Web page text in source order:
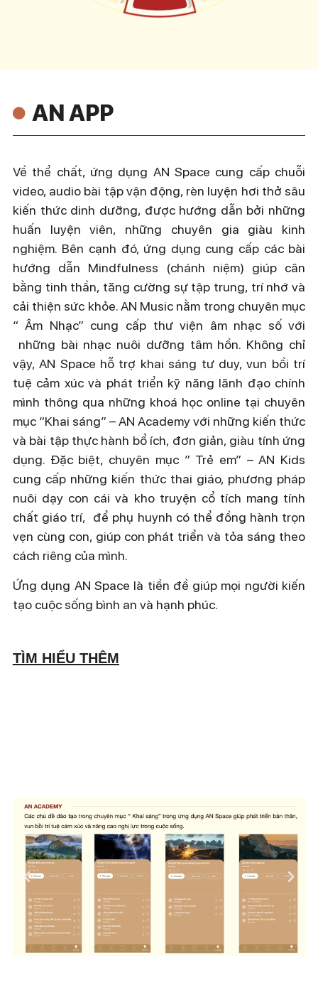
AN APP
Về thể chất, ứng dụng AN Space cung cấp chuỗi
video, audio bài tập vận động, rèn luyện hơi thở sâu
kiến thức dinh dưỡng, được hướng dẫn bởi những
huấn luyện viên, những chuyên gia giàu kinh
nghiệm. Bên cạnh đó, ứng dụng cung cấpcác bài
hướng dẫn Mindfulness (chánh niệm) giúp cân
bằng tinh thần, tăng cường sự tập trung, trí nhớ và
cải thiện sức khỏe. AN Music nằm trong chuyên mục
“ Âm Nhạc” cung cấp thư viện âm nhạc số với
những bài nhạc nuôi dưỡng tâm hồn. Không chỉ
vậy, AN Space hỗ trợ khai sáng tư duy, vun bồi trí
tuệ cảm xúc và phát triển kỹ năng lãnh đạo chính
mình thông qua những khoá học online tại chuyên
mục “Khai sáng” – AN Academy với những kiến thức
và bài tập thực hành bổ ích, đơn giản, giàu tính ứng
dụng. Đặc biệt, chuyên mục ” Trẻ em” – AN Kids
cung cấp những kiến thức thai giáo, phương pháp
nuôi dạy con cái và kho truyện cổ tích mang tính
chất giáo trí, để phụ huynh có thể đồng hành trọn
vẹn cùng con, giúp con phát triển và tỏa sáng theo
cách riêng của mình.
Ứng dụng AN Space là tiền đề giúp mọi người kiến
tạo cuộc sống bình an và hạnh phúc.
TÌM HIỂU THÊM